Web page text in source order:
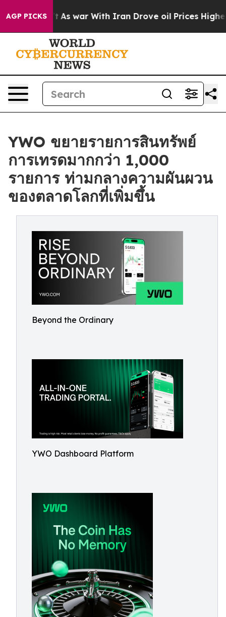
AGP PICKS
As war With Iran Drove oil Prices Higher,
YWO ขยายรายการสินทรัพย์
การเทรดมากกว่า 1,000
รายการ ท่ามกลางความผันผวน
ของตลาดโลกที่เพิ่มขึ้น
Beyond the Ordinary
YWO Dashboard Platform